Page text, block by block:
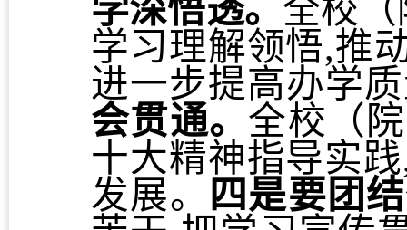
学深悟透。 全校
学习理解领悟,推
进一步提高办学
会贯通。 全校（
十大精神指导实
发展。
四是要团